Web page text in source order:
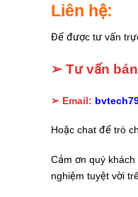
Liên hệ:
Để được tư vấn
➢ Tư vấn
➢ Email:
Hoặc chat để trò
Cảm ơn quý
nghiệm tuyệt vời